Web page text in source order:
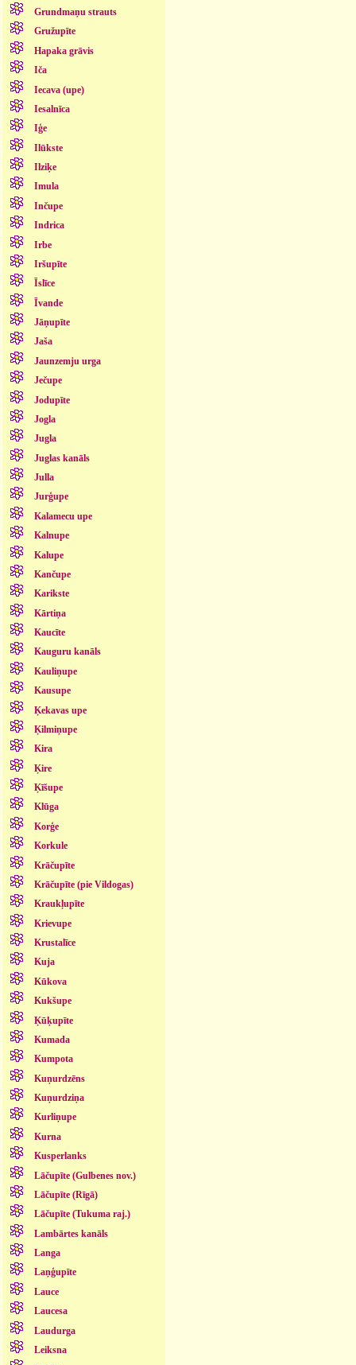
Grundmaņu strauts
Gružupīte
Hapaka grāvis
Iča
Iecava (upe)
Iesalnīca
Iģe
Ilūkste
Ilziķe
Imula
Inčupe
Indrica
Irbe
Iršupīte
Īslīce
Īvande
Jāņupīte
Jaša
Jaunzemju urga
Ječupe
Jodupīte
Jogla
Jugla
Juglas kanāls
Julla
Jurģupe
Kalamecu upe
Kalnupe
Kalupe
Kančupe
Karikste
Kārtiņa
Kaucīte
Kauguru kanāls
Kauliņupe
Kausupe
Ķekavas upe
Ķilmiņupe
Kira
Ķire
Ķīšupe
Klūga
Korģe
Korkule
Krāčupīte
Krāčupīte (pie Vildogas)
Kraukļupīte
Krievupe
Krustalīce
Kuja
Kūkova
Kukšupe
Ķūķupīte
Kumada
Kumpota
Kuņurdzēns
Kuņurdziņa
Kurliņupe
Kurna
Kusperlanks
Lāčupīte (Gulbenes nov.)
Lāčupīte (Rīgā)
Lāčupīte (Tukuma raj.)
Lambārtes kanāls
Langa
Laņģupīte
Lauce
Laucesa
Laudurga
Leiksna